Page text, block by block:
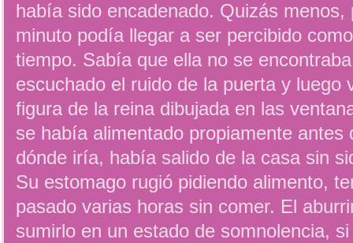
había sido encadenado. Quizás menos,
minuto podía llegar a ser percibido
tiempo. Sabía que ella no se
escuchado el ruido de la puerta y luego
figura de la reina dibujada en las
se había alimentado propiamente antes
dónde iría, había salido de la casa sin
Su estomago rugió pidiendo alimento,
pasado varias horas sin comer. El
sumirlo en un estado de somnolencia,